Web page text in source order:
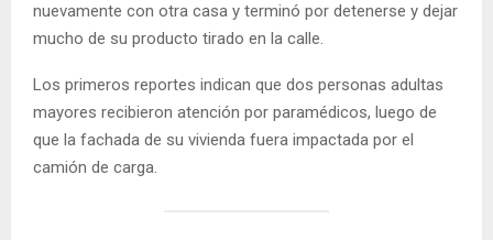
nuevamente con otra casa y terminó por detenerse y dejar
mucho de su producto tirado en la calle.
Los primeros reportes indican que dos personas adultas
mayores recibieron atención por paramédicos, luego de
que la fachada de su vivienda fuera impactada por el
camión de carga.